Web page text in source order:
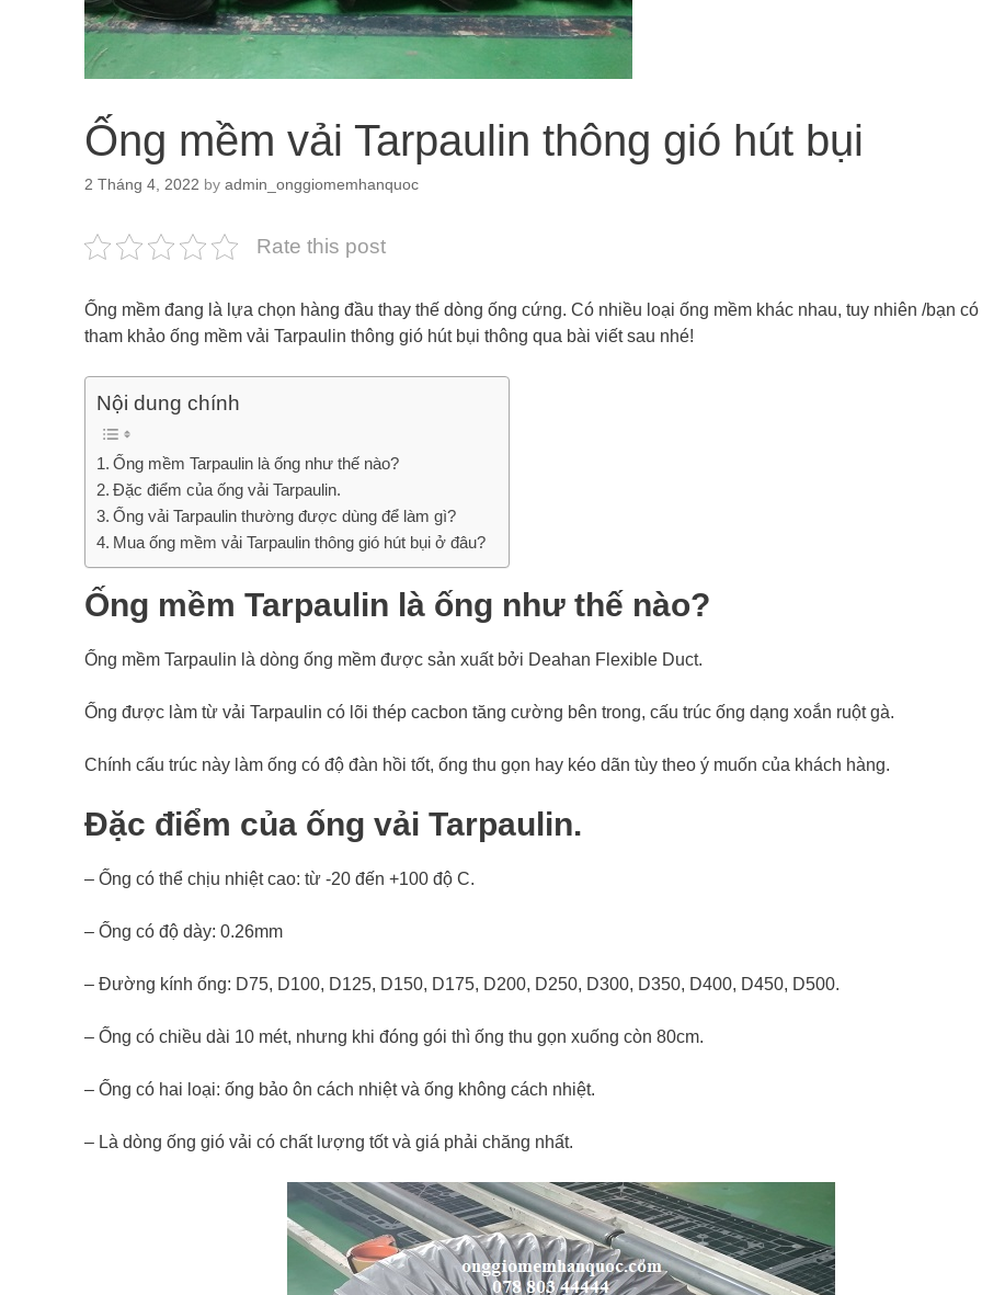
Ống mềm vải Tarpaulin thông gió hút bụi
2 Tháng 4, 2022 by admin_onggiomemhanquoc
Rate this post
Ống mềm đang là lựa chọn hàng đầu thay thế dòng ống cứng. Có nhiều loại ống mềm khác nhau, tuy nhiên /bạn có
tham khảo ống mềm vải Tarpaulin thông gió hút bụi thông qua bài viết sau nhé!
Nội dung chính
Ống mềm Tarpaulin là ống như thế nào?
Đặc điểm của ống vải Tarpaulin.
Ống vải Tarpaulin thường được dùng để làm gì?
Mua ống mềm vải Tarpaulin thông gió hút bụi ở đâu?
Ống mềm Tarpaulin là ống như thế nào?
Ống mềm Tarpaulin là dòng ống mềm được sản xuất bởi Deahan Flexible Duct.
Ống được làm từ vải Tarpaulin có lõi thép cacbon tăng cường bên trong, cấu trúc ống dạng xoắn ruột gà.
Chính cấu trúc này làm ống có độ đàn hồi tốt, ống thu gọn hay kéo dãn tùy theo ý muốn của khách hàng.
Đặc điểm của ống vải Tarpaulin.
– Ống có thể chịu nhiệt cao: từ -20 đến +100 độ C.
– Ống có độ dày: 0.26mm
– Đường kính ống: D75, D100, D125, D150, D175, D200, D250, D300, D350, D400, D450, D500.
– Ống có chiều dài 10 mét, nhưng khi đóng gói thì ống thu gọn xuống còn 80cm.
– Ống có hai loại: ống bảo ôn cách nhiệt và ống không cách nhiệt.
– Là dòng ống gió vải có chất lượng tốt và giá phải chăng nhất.